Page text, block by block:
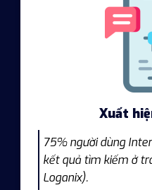
Xuất
75% người dùng
kết quả tìm kiếm ở
Loganix).